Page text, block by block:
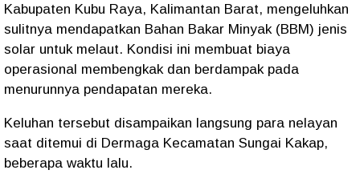
Kabupaten Kubu Raya, Kalimantan Barat, mengeluhkan
sulitnya mendapatkan Bahan Bakar Minyak (BBM) jenis
solar untuk melaut. Kondisi ini membuat biaya
operasional membengkak dan berdampak pada
menurunnya pendapatan mereka.
Keluhan tersebut disampaikan langsung para nelayan
saat ditemui di Dermaga Kecamatan Sungai Kakap,
beberapa waktu lalu.